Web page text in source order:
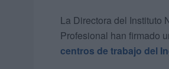
La Directora del Instituto
Profesional han firmado
centros de trabajo del